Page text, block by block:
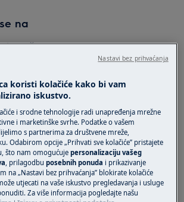
na
filtre i vratite ih natrag.
filtre.
kupiti kod naših ovlaštenih
našu korisničku
tel:
koristi kolačiće kako bi vam
iskustvo.
i srodne tehnologije radi unapređenja mrežne
i marketinške svrhe. Podatke o vašem
s partnerima za društvene mreže,
Odabirom opcije „Prihvati sve kolačiće” pristajete
što nam omogućujepersonalizaciju vašeg
, prilagodbuposebnih ponuda i prikazivanje
na „Nastavi bez prihvaćanja” blokirate kolačiće
utjecati na vaše iskustvo pregledavanja i usluge
Za više informacija pogledajte našu
Nastavi bez prihvaćanja